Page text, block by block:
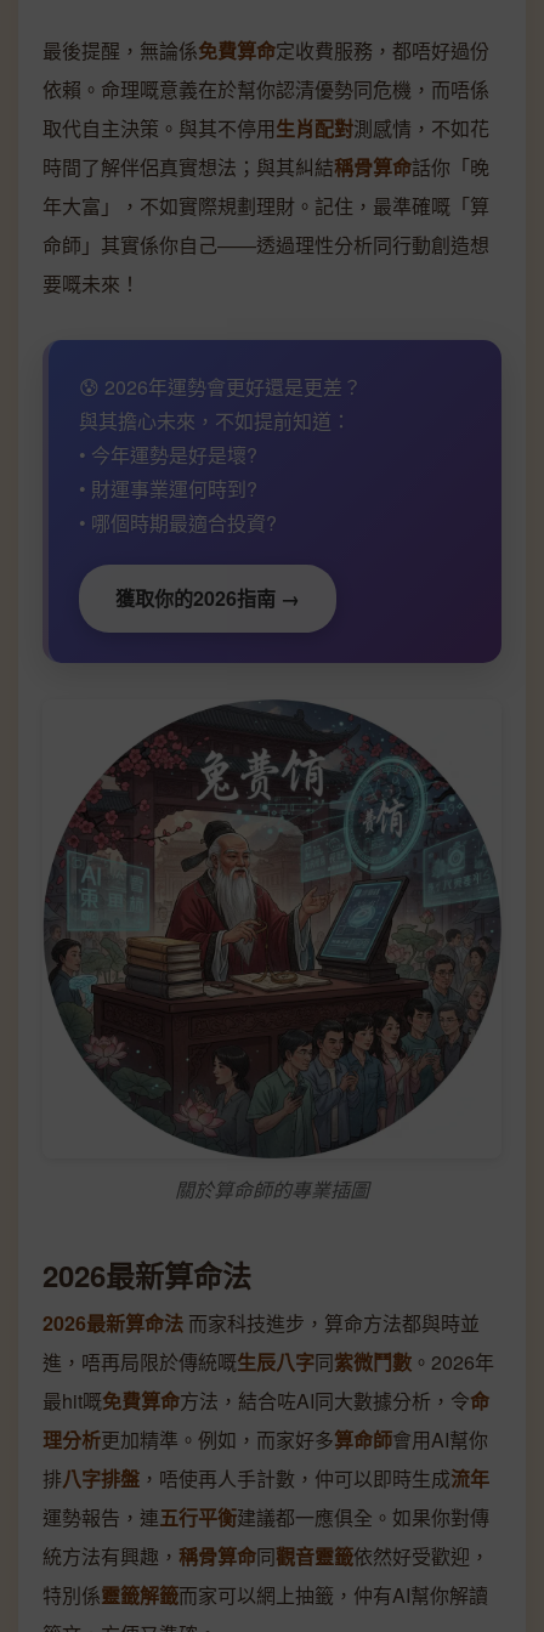
最後提醒，無論係免費算命定收費服務，都唔好過份
依賴。命理嘅意義在於幫你認清優勢同危機，而唔係
取代自主決策。與其不停用生肖配對測感情，不如花
時間了解伴侶真實想法；與其糾結稱骨算命話你「晚
年大富」，不如實際規劃理財。記住，最準確嘅「算
命師」其實係你自己——透過理性分析同行動創造想
要嘅未來！
😰 2026年運勢會更好還是更差？
與其擔心未來，不如提前知道：
• 今年運勢是好是壞?
• 財運事業運何時到?
• 哪個時期最適合投資?
獲取你的2026指南 →
關於算命師的專業插圖
2026最新算命法
2026最新算命法 而家科技進步，算命方法都與時並
進，唔再局限於傳統嘅生辰八字同紫微鬥數 。2026年
最hit嘅免費算命方法，結合咗AI同大數據分析，令命
理分析更加精準。例如，而家好多算命師會用AI幫你
排八字排盤 ，唔使再人手計數，仲可以即時生成流年
運勢報告，連五行平衡建議都一應俱全。如果你對傳
統方法有興趣， 稱骨算命同觀音靈籤依然好受歡迎，
特別係靈籤解籤而家可以網上抽籤，仲有AI幫你解讀